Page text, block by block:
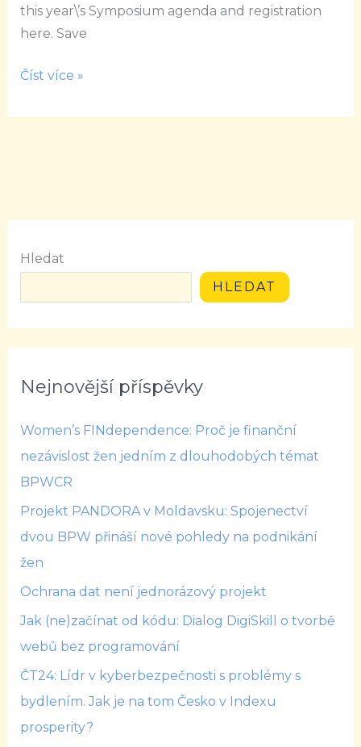
this year\’s Symposium agenda and registration
here. Save
Číst více »
Hledat
HLEDAT
Nejnovější příspěvky
Women’s FINdependence: Proč je finanční
nezávislost žen jedním z dlouhodobých témat
BPWCR
Projekt PANDORA v Moldavsku: Spojenectví
dvou BPW přináší nové pohledy na podnikání
žen
Ochrana dat není jednorázový projekt
Jak (ne)začínat od kódu: Dialog DigiSkill o tvorbě
webů bez programování
ČT24: Lídr v kyberbezpečnosti s problémy s
bydlením. Jak je na tom Česko v Indexu
prosperity?